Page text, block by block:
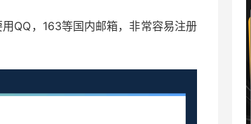
QQ，163等国内邮箱，非常容易注册